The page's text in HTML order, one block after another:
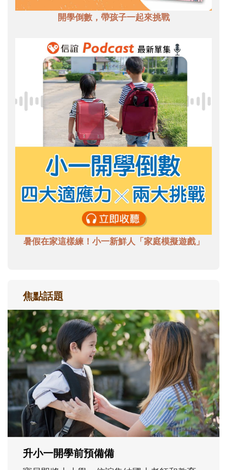
開學倒數，帶孩子一起來挑戰
暑假在家這樣練！小一新鮮人「家庭模擬遊戲」
焦點話題
和孩子一起長大的那個男人│讀懂父親的
不同模樣
沒有人天生就擅長當爸爸！男人總是在一次
次「前所未有」的體驗中，跟著孩子一起長
大。從給予安全感的肢體遊戲，到獨立自
主、角色認同及解決問題的能力養成。爸爸
正嘗試用不同的模樣，參與孩子每個重要的